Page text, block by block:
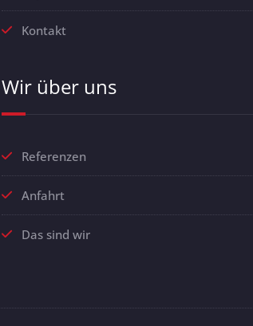
Kontakt
Wir über uns
Referenzen
Anfahrt
Das sind wir